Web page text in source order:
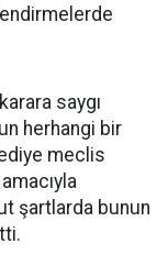
saygı
herhangi bir
meclis
şartlarda bunun